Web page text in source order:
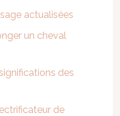
actualisées
un cheval
des
de